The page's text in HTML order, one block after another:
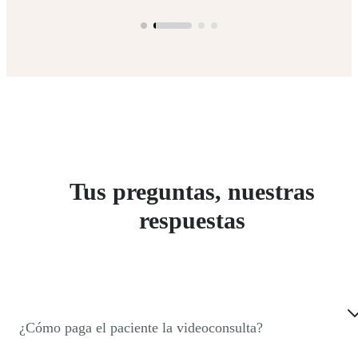
Tus preguntas, nuestras
respuestas
¿Cómo paga el paciente la videoconsulta?